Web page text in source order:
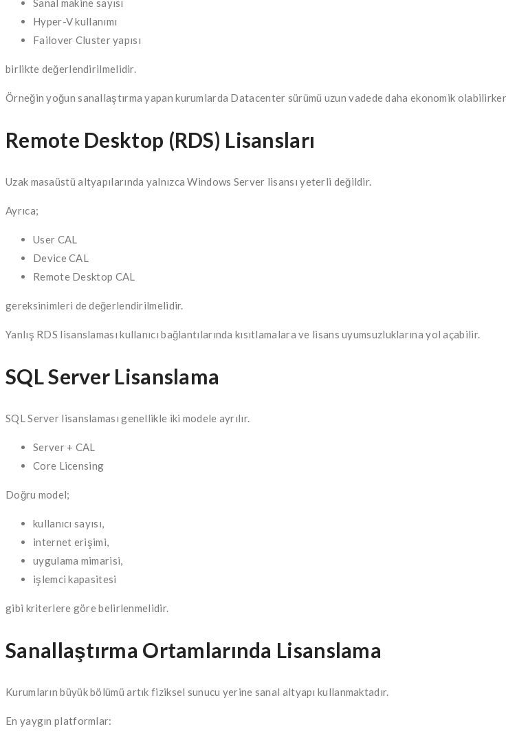
Sanal makine sayısı
Hyper-V kullanımı
Failover Cluster yapısı
birlikte değerlendirilmelidir.
Örneğin yoğun sanallaştırma yapan kurumlarda Datacenter sürümü uzun vadede daha ekonomik
Remote Desktop (RDS) Lisansları
Uzak masaüstü altyapılarında yalnızca Windows Server lisansı yeterli değildir.
Ayrıca;
User CAL
Device CAL
Remote Desktop CAL
gereksinimleri de değerlendirilmelidir.
Yanlış RDS lisanslaması kullanıcı bağlantılarında kısıtlamalara ve lisans uyumsuzluklarına yol açabilir.
SQL Server Lisanslama
SQL Server lisanslaması genellikle iki modele ayrılır.
Server + CAL
Core Licensing
Doğru model;
kullanıcı sayısı,
internet erişimi,
uygulama mimarisi,
işlemci kapasitesi
gibi kriterlere göre belirlenmelidir.
Sanallaştırma Ortamlarında Lisanslama
Kurumların büyük bölümü artık fiziksel sunucu yerine sanal altyapı kullanmaktadır.
En yaygın platformlar: